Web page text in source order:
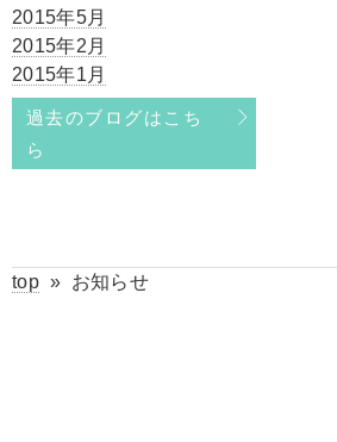
2015年5月
2015年2月
2015年1月
過去のブログはこち
ら
top» お知らせ